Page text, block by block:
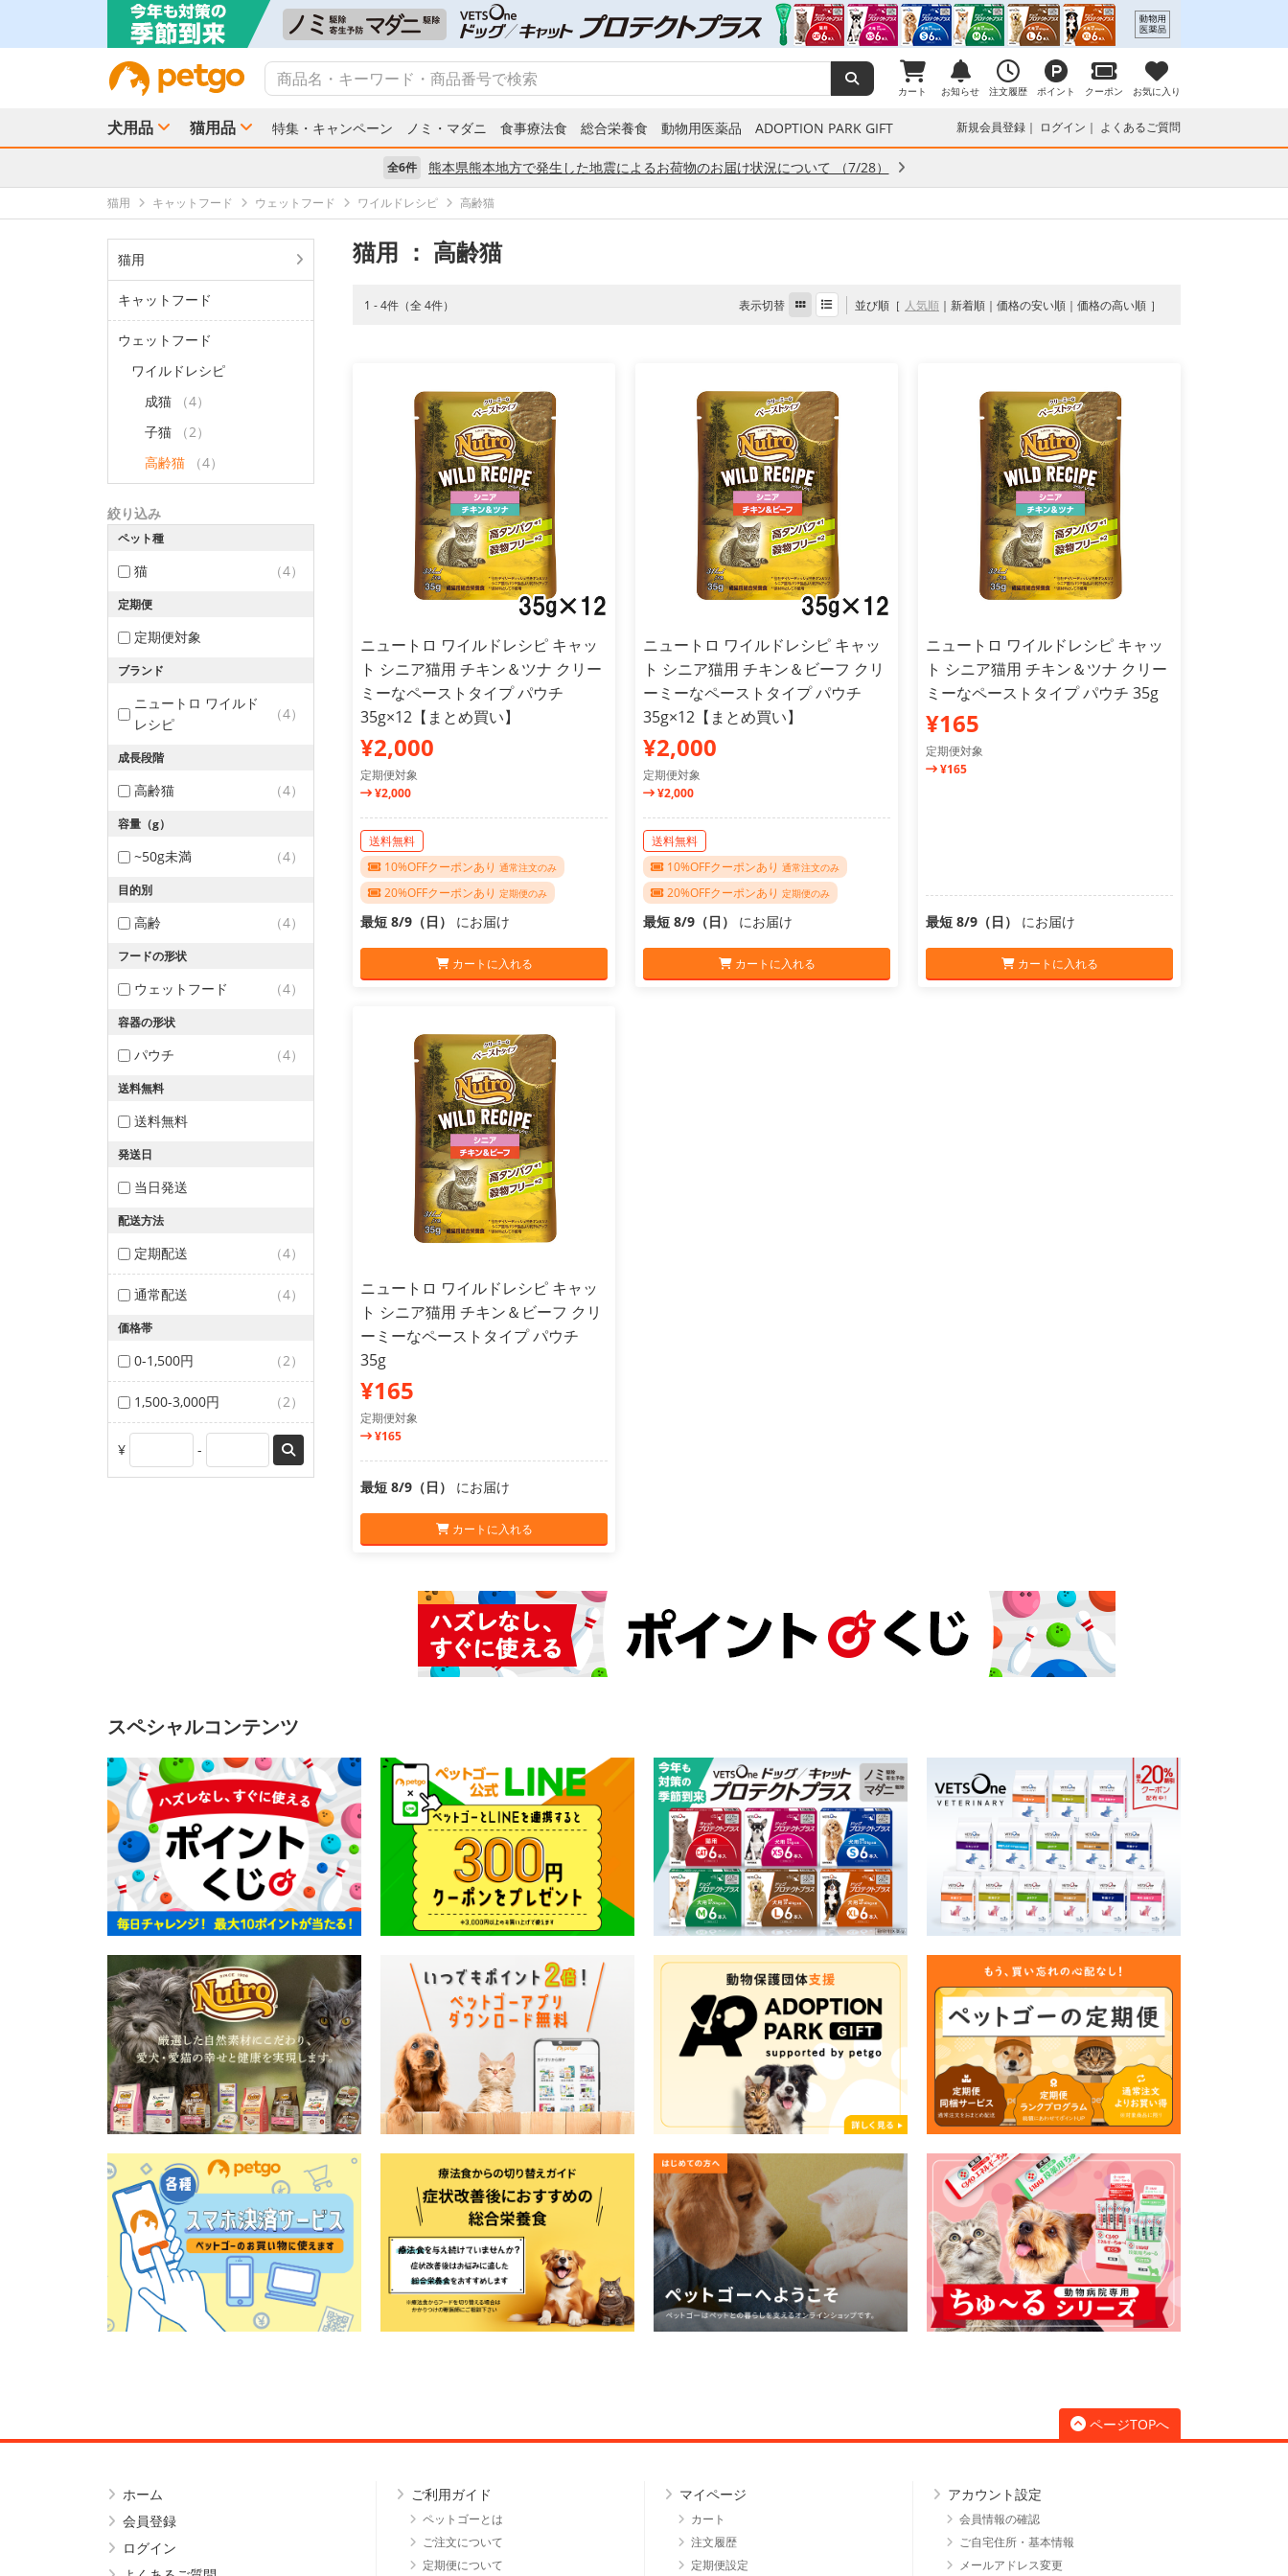
カート お知らせ 注文履歴 ポイント クーポン お気に入り
犬用品 猫用品 特集・キャンペーン ノミ・マダニ 食事療法食 総合栄養食 動物用医薬品 ADOPTION PARK GIFT 新規会員登録 ログイン よくあるご質問
全6件 熊本県熊本地方で発生した地震によるお荷物のお届け状況について （7/28）
猫用 キャットフード ウェットフード ワイルドレシピ 高齢猫
猫用
キャットフード
ウェットフード
ワイルドレシピ
成猫
（4）
子猫
（2）
高齢猫
（4）
絞り込み
ペット種
猫 （4）
定期便
定期便対象
ブランド
ニュートロ ワイルド
レシピ
（4）
成長段階
高齢猫 （4）
容量（g）
~50g未満 （4）
目的別
高齢 （4）
フードの形状
ウェットフード （4）
容器の形状
パウチ （4）
送料無料
送料無料
発送日
当日発送
配送方法
定期配送 （4）
通常配送 （4）
価格帯
0-1,500円 （2）
1,500-3,000円 （2）
¥ -
猫用 ： 高齢猫
1 - 4件（全 4件） 表示切替 並び順 人気順 新着順 価格の安い順 価格の高い順
ニュートロ ワイルドレシピ キャッ
ト シニア猫用 チキン＆ツナ クリー
ミーなペーストタイプ パウチ
35g×12【まとめ買い】
¥2,000
定期便対象
¥2,000
送料無料
10%OFFクーポンあり 通常注文のみ
20%OFFクーポンあり 定期便のみ
最短 8/9（日） にお届け
カートに入れる
ニュートロ ワイルドレシピ キャッ
ト シニア猫用 チキン＆ビーフ クリ
ーミーなペーストタイプ パウチ
35g×12【まとめ買い】
¥2,000
定期便対象
¥2,000
送料無料
10%OFFクーポンあり 通常注文のみ
20%OFFクーポンあり 定期便のみ
最短 8/9（日） にお届け
カートに入れる
ニュートロ ワイルドレシピ キャッ
ト シニア猫用 チキン＆ツナ クリー
ミーなペーストタイプ パウチ 35g
¥165
定期便対象
¥165
最短 8/9（日） にお届け
カートに入れる
ニュートロ ワイルドレシピ キャッ
ト シニア猫用 チキン＆ビーフ クリ
ーミーなペーストタイプ パウチ
35g
¥165
定期便対象
¥165
最短 8/9（日） にお届け
カートに入れる
スペシャルコンテンツ
ページTOPへ
ホーム
会員登録
ログイン
ご利用ガイド
ペットゴーとは
ご注文について
定期便について
マイページ
カート
注文履歴
定期便設定
アカウント設定
会員情報の確認
ご自宅住所・基本情報
メールアドレス変更